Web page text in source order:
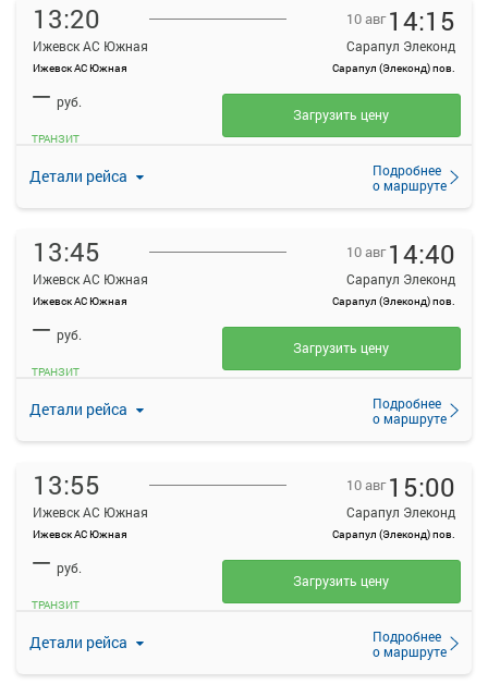
13:20
Ижевск АС Южная
Ижевск АС Южная
10 авг 14:15
Сарапул Элеконд
Сарапул (Элеконд) пов.
Детали рейса
Подробнее
о маршруте
— руб.
ТРАНЗИТ
Загрузить цену
13:45
Ижевск АС Южная
Ижевск АС Южная
10 авг 14:40
Сарапул Элеконд
Сарапул (Элеконд) пов.
Детали рейса
Подробнее
о маршруте
— руб.
ТРАНЗИТ
Загрузить цену
13:55
Ижевск АС Южная
Ижевск АС Южная
10 авг 15:00
Сарапул Элеконд
Сарапул (Элеконд) пов.
Детали рейса
Подробнее
о маршруте
— руб.
ТРАНЗИТ
Загрузить цену